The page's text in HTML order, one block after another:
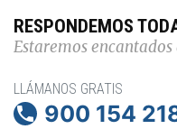
RESPONDEMOS
Estaremos
LLÁMANOS GRATIS
 900 154